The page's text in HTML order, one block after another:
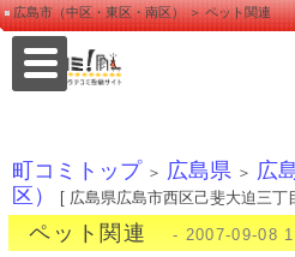
広島市（中区・東区・南区） ＞ ペット関連
町コミトップ ＞ 広島県 ＞ 広
区）
[ 広島県広島市西区己斐大迫三丁
ペット関連 - 2007-09-08